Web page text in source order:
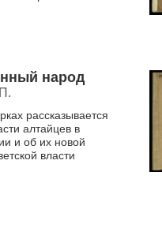
народ
рассказывается
алтайцев в
и об их новой
власти